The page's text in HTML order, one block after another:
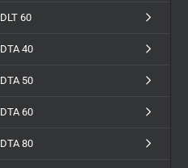
DLT 60
DTA 40
DTA 50
DTA 60
DTA 80